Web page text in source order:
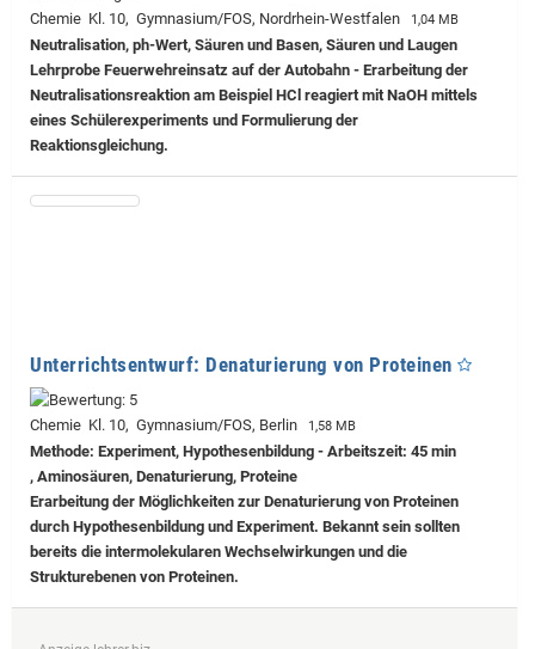
Chemie Kl. 10, Gymnasium/FOS, Nordrhein-Westfalen 1,04 MB
Neutralisation, ph-Wert, Säuren und Basen, Säuren und Laugen
Lehrprobe Feuerwehreinsatz auf der Autobahn - Erarbeitung der
Neutralisationsreaktion am Beispiel HCl reagiert mit NaOH mittels
eines Schülerexperiments und Formulierung der
Reaktionsgleichung.
Unterrichtsentwurf: Denaturierung von Proteinen
Chemie Kl. 10, Gymnasium/FOS, Berlin 1,58 MB
Methode: Experiment, Hypothesenbildung - Arbeitszeit: 45 min
, Aminosäuren, Denaturierung, Proteine
Erarbeitung der Möglichkeiten zur Denaturierung von Proteinen
durch Hypothesenbildung und Experiment. Bekannt sein sollten
bereits die intermolekularen Wechselwirkungen und die
Strukturebenen von Proteinen.